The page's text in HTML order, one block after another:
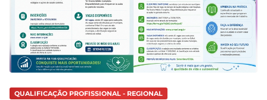
QUALIFICAÇÃO PROFISSIONAL - REGIONAL